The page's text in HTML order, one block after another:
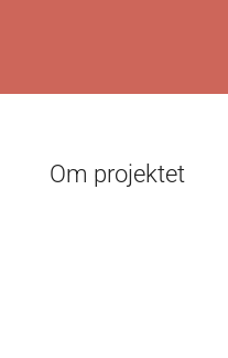
Om projektet